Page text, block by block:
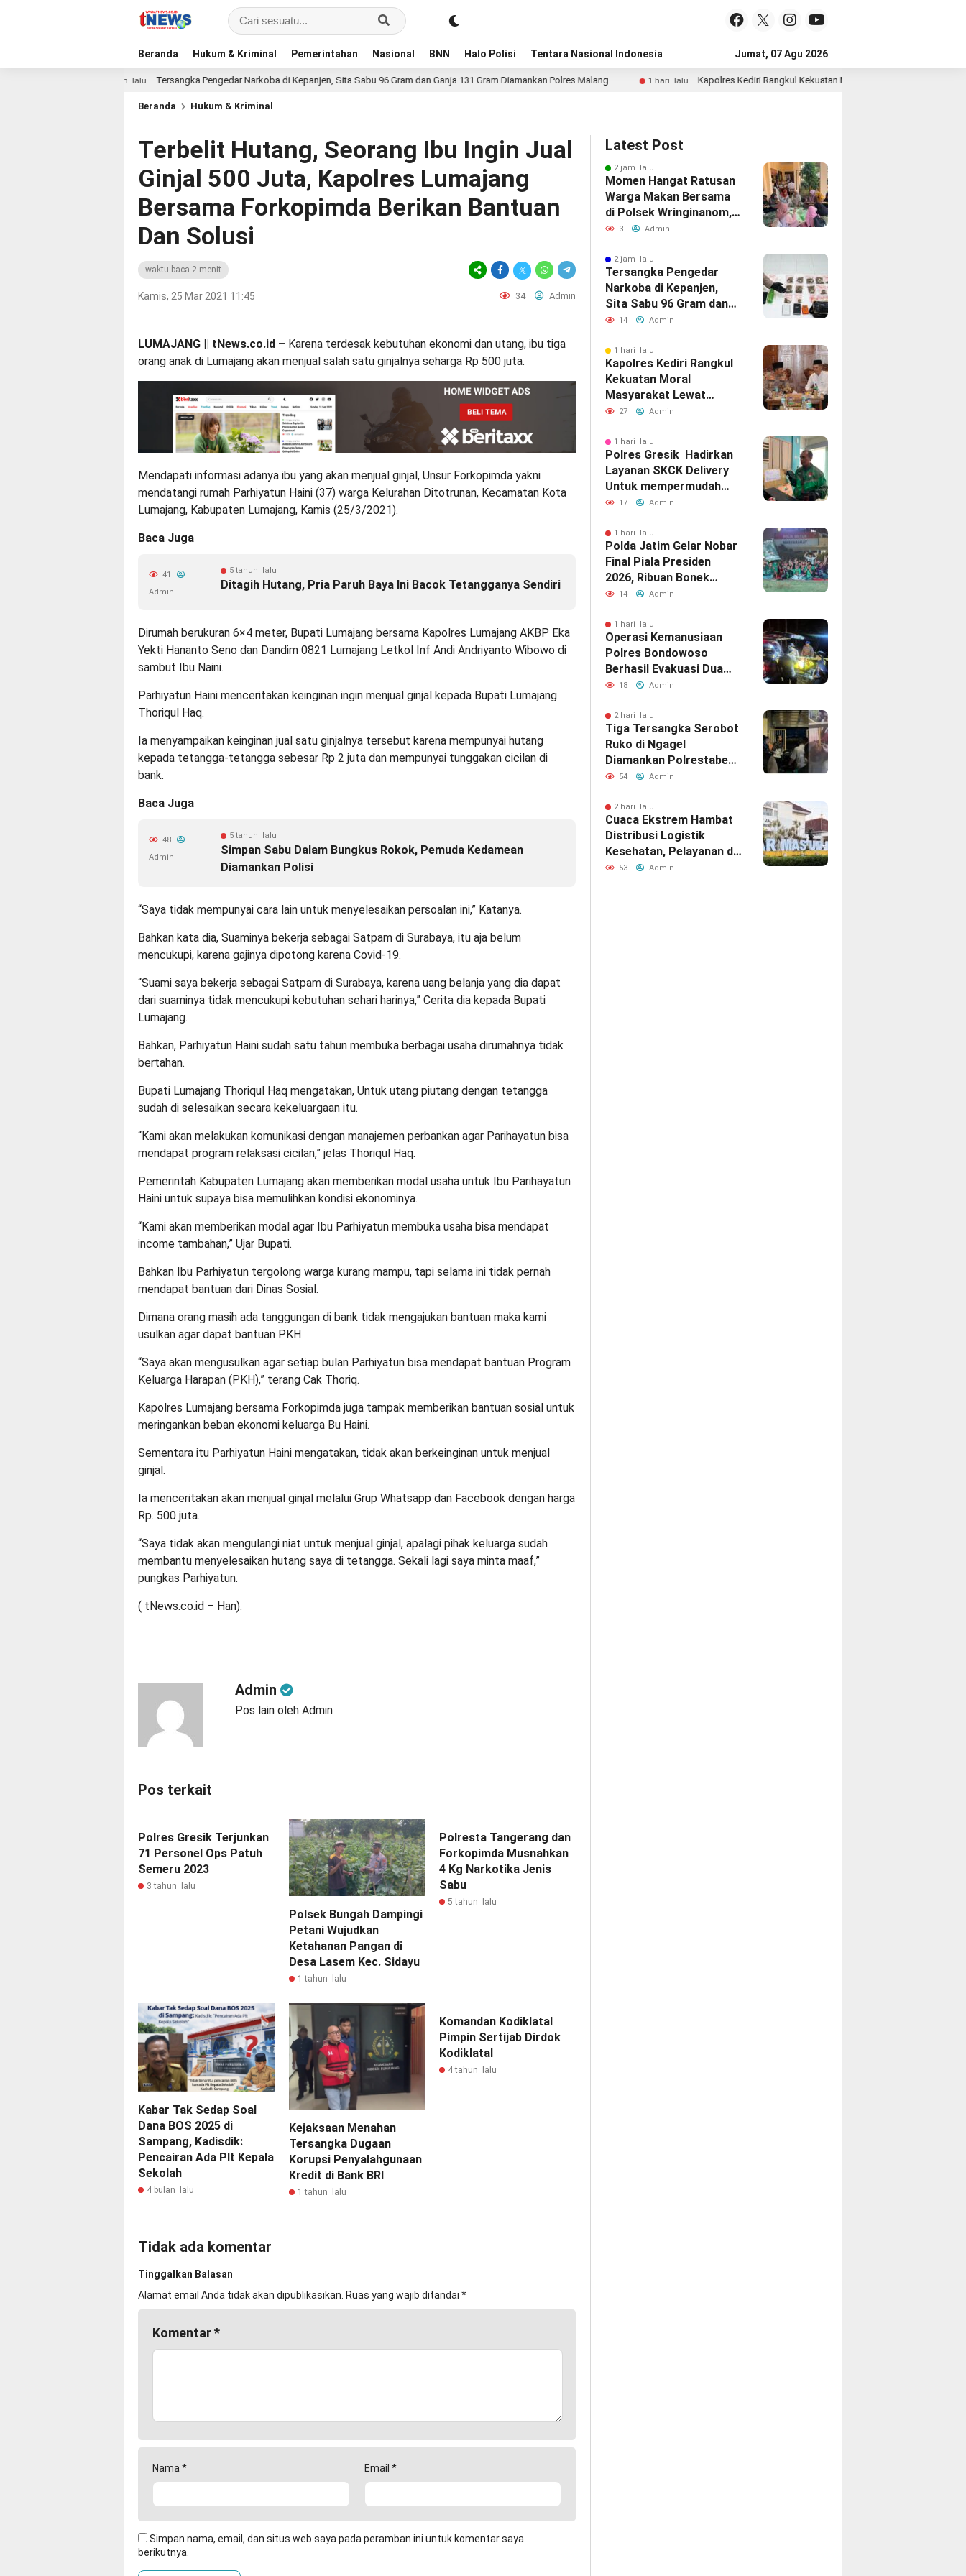
Beranda Hukum & Kriminal Pemerintahan Nasional BNN Halo Polisi Tentara Nasional Indonesia Jumat, 07 Agu 2026
Tersangka Pengedar Narkoba di Kepanjen, Sita Sabu 96 Gram dan Ganja 131 Gram Diamankan Polres Malang 1 hari lalu Kapolres Kediri Rangkul Kekuatan Moral Masyarakat Lewat Silaturahmi
Beranda Hukum & Kriminal
Terbelit Hutang, Seorang Ibu Ingin Jual
Ginjal 500 Juta, Kapolres Lumajang
Bersama Forkopimda Berikan Bantuan
Dan Solusi
waktu baca 2 menit
Kamis, 25 Mar 2021 11:45 34 Admin
LUMAJANG || tNews.co.id – Karena terdesak kebutuhan ekonomi dan utang, ibu tiga
orang anak di Lumajang akan menjual salah satu ginjalnya seharga Rp 500 juta.
Mendapati informasi adanya ibu yang akan menjual ginjal, Unsur Forkopimda yakni
mendatangi rumah Parhiyatun Haini (37) warga Kelurahan Ditotrunan, Kecamatan Kota
Lumajang, Kabupaten Lumajang, Kamis (25/3/2021).
Baca Juga
5 tahun lalu
Ditagih Hutang, Pria Paruh Baya Ini Bacok Tetangganya Sendiri
41
Admin
Dirumah berukuran 6×4 meter, Bupati Lumajang bersama Kapolres Lumajang AKBP Eka
Yekti Hananto Seno dan Dandim 0821 Lumajang Letkol Inf Andi Andriyanto Wibowo di
sambut Ibu Naini.
Parhiyatun Haini menceritakan keinginan ingin menjual ginjal kepada Bupati Lumajang
Thoriqul Haq.
Ia menyampaikan keinginan jual satu ginjalnya tersebut karena mempunyai hutang
kepada tetangga-tetangga sebesar Rp 2 juta dan mempunyai tunggakan cicilan di
bank.
Baca Juga
5 tahun lalu
Simpan Sabu Dalam Bungkus Rokok, Pemuda Kedamean
Diamankan Polisi
48
Admin
“Saya tidak mempunyai cara lain untuk menyelesaikan persoalan ini,” Katanya.
Bahkan kata dia, Suaminya bekerja sebagai Satpam di Surabaya, itu aja belum
mencukupi, karena gajinya dipotong karena Covid-19.
“Suami saya bekerja sebagai Satpam di Surabaya, karena uang belanja yang dia dapat
dari suaminya tidak mencukupi kebutuhan sehari harinya,” Cerita dia kepada Bupati
Lumajang.
Bahkan, Parhiyatun Haini sudah satu tahun membuka berbagai usaha dirumahnya tidak
bertahan.
Bupati Lumajang Thoriqul Haq mengatakan, Untuk utang piutang dengan tetangga
sudah di selesaikan secara kekeluargaan itu.
“Kami akan melakukan komunikasi dengan manajemen perbankan agar Parihayatun bisa
mendapat program relaksasi cicilan,” jelas Thoriqul Haq.
Pemerintah Kabupaten Lumajang akan memberikan modal usaha untuk Ibu Parihayatun
Haini untuk supaya bisa memulihkan kondisi ekonominya.
“Kami akan memberikan modal agar Ibu Parhiyatun membuka usaha bisa mendapat
income tambahan,” Ujar Bupati.
Bahkan Ibu Parhiyatun tergolong warga kurang mampu, tapi selama ini tidak pernah
mendapat bantuan dari Dinas Sosial.
Dimana orang masih ada tanggungan di bank tidak mengajukan bantuan maka kami
usulkan agar dapat bantuan PKH
“Saya akan mengusulkan agar setiap bulan Parhiyatun bisa mendapat bantuan Program
Keluarga Harapan (PKH),” terang Cak Thoriq.
Kapolres Lumajang bersama Forkopimda juga tampak memberikan bantuan sosial untuk
meringankan beban ekonomi keluarga Bu Haini.
Sementara itu Parhiyatun Haini mengatakan, tidak akan berkeinginan untuk menjual
ginjal.
Ia menceritakan akan menjual ginjal melalui Grup Whatsapp dan Facebook dengan harga
Rp. 500 juta.
“Saya tidak akan mengulangi niat untuk menjual ginjal, apalagi pihak keluarga sudah
membantu menyelesaikan hutang saya di tetangga. Sekali lagi saya minta maaf,”
pungkas Parhiyatun.
( tNews.co.id – Han).
Admin
Pos lain oleh Admin
Pos terkait
Polres Gresik Terjunkan
71 Personel Ops Patuh
Semeru 2023
3 tahun lalu
Polsek Bungah Dampingi
Petani Wujudkan
Ketahanan Pangan di
Desa Lasem Kec. Sidayu
1 tahun lalu
Polresta Tangerang dan
Forkopimda Musnahkan
4 Kg Narkotika Jenis
Sabu
5 tahun lalu
Kabar Tak Sedap Soal
Dana BOS 2025 di
Sampang, Kadisdik:
Pencairan Ada Plt Kepala
Sekolah
4 bulan lalu
Kejaksaan Menahan
Tersangka Dugaan
Korupsi Penyalahgunaan
Kredit di Bank BRI
1 tahun lalu
Komandan Kodiklatal
Pimpin Sertijab Dirdok
Kodiklatal
4 tahun lalu
Tidak ada komentar
Tinggalkan Balasan
Alamat email Anda tidak akan dipublikasikan. Ruas yang wajib ditandai *
Komentar*
Nama * Email *
Simpan nama, email, dan situs web saya pada peramban ini untuk komentar saya
berikutnya.
Latest Post
2 jam lalu
Momen Hangat Ratusan
Warga Makan Bersama
di Polsek Wringinanom,
Pererat Silaturahmi dan
3 Admin
2 jam lalu
Tersangka Pengedar
Narkoba di Kepanjen,
Sita Sabu 96 Gram dan
Ganja 131 Gram
Malang
14 Admin
1 hari lalu
Kapolres Kediri Rangkul
Kekuatan Moral
Masyarakat Lewat
Silaturahmi
27 Admin
1 hari lalu
Polres Gresik Hadirkan
Layanan SKCK Delivery
Untuk mempermudah
Masyarakat
17 Admin
1 hari lalu
Polda Jatim Gelar Nobar
Final Piala Presiden
2026, Ribuan Bonek
Mania Dukung Persebaya
14 Admin
1 hari lalu
Operasi Kemanusiaan
Polres Bondowoso
Berhasil Evakuasi Dua
Jenazah di Gunung
18 Admin
2 hari lalu
Tiga Tersangka Serobot
Ruko di Ngagel
Diamankan Polrestabes
Surabaya
54 Admin
2 hari lalu
Cuaca Ekstrem Hambat
Distribusi Logistik
Kesehatan, Pelayanan di
Bawean Tetap
53 Admin